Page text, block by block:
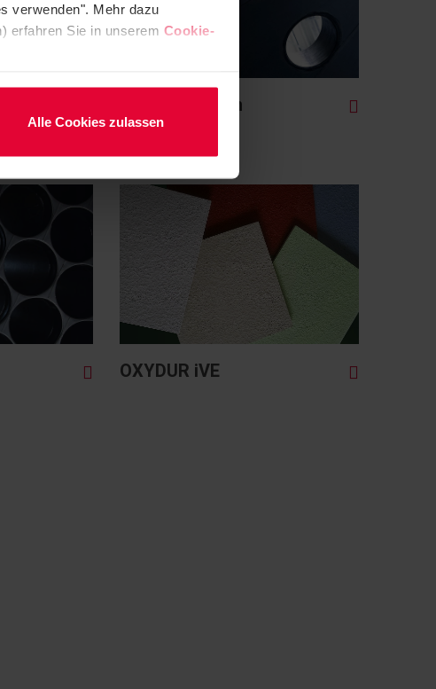
verwenden". Mehr dazu
erfahren Sie in unserem Cookie-
Alle Cookies zulassen
Gummierungen
OXYDUR iVE